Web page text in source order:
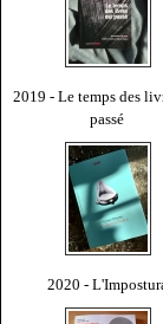
2019 - Le temps des
passé
2020 -